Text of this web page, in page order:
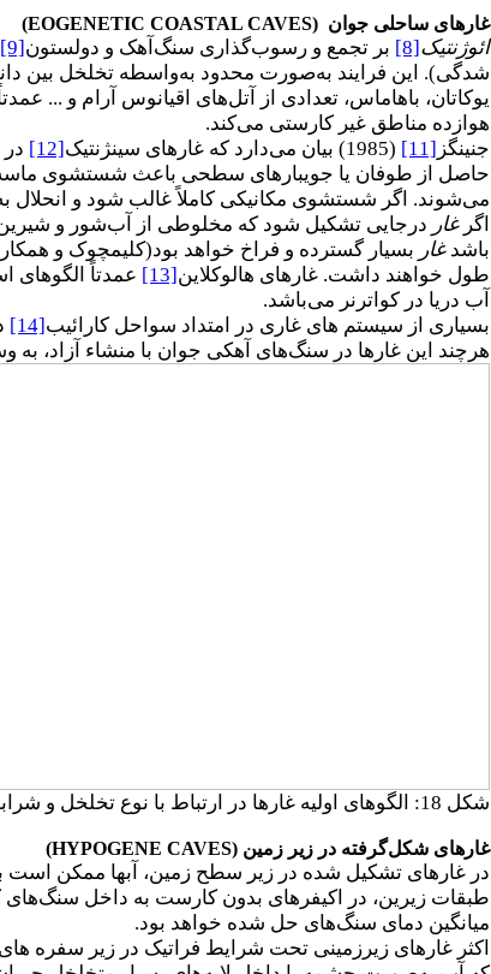
غار های ساحلی جوان (EOGENETIC COASTAL CAVES
)
ائوژنتیک[8] بر تجمع و رسوب‌گذاری سنگ‌آهک و دولستون[9]
شدگی). این فرایند به‌صورت محدود به‌واسطه تخلخل بین
یوکاتان، باهاماس، تعدادی از آتل‌های اقیانوس آرام و ...
هوازده مناطق غیر کارستی می‌کند.
جنینگز [11] (1985) بیان می‌دارد که غارهای سینژنتیک [12]
حاصل از طوفان یا جویبارهای سطحی باعث شستشوی
می‌شوند. اگر شستشوی مکانیکی کاملاً غالب شود و
اگرغار درجایی تشکیل شود که مخلوطی از آب‌شور و شیرین
باشدغار
طول خواهند داشت. غارهای هالوکلاین[13] عمدتاً الگوهای
آب دریا در کواترنر می‌باشد.
بسیاری از سیستم های غاری در امتداد سواحل کارائیب[14]
هرچند این غارها در سنگ‌های آهکی جوان با منشاء آزاد،
شکل 18: الگوهای اولیه غارها در ارتباط با نوع تخلخل و شرابط تغذیه با کمی تغییر از پالمر
غار های شکل‌گرفته در زیر زمین (HYPOGENE CAVES
)
در غارهای تشکیل شده در زیر سطح زمین، آبها ممکن است
میانگین دمای سنگ‌های حل شده خواهد بود.
اکثر غارهای زیرزمینی تحت شرایط فراتیک در زیر سفره